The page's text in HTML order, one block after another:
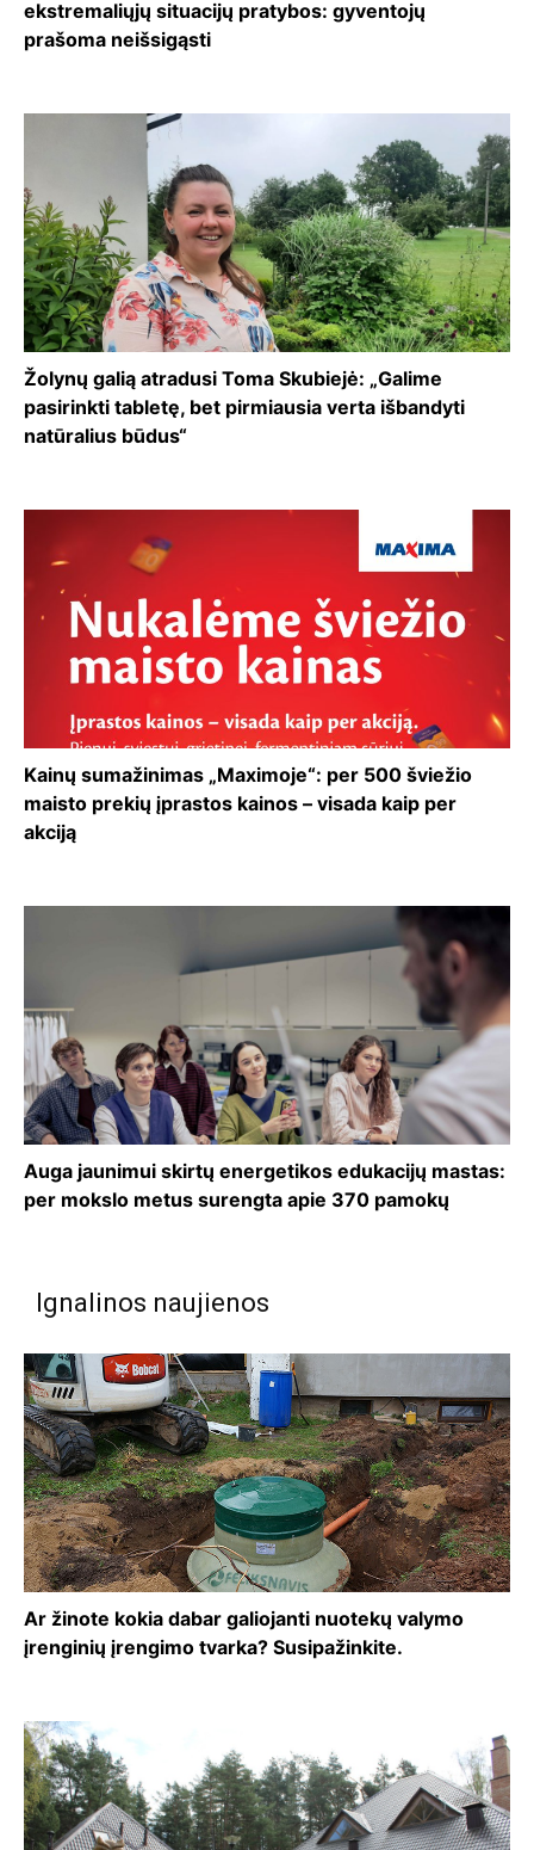
ekstremaliųjų situacijų pratybos: gyventojų
prašoma neišsigąsti
Žolynų galią atradusi Toma Skubiejė: „Galime
pasirinkti tabletę, bet pirmiausia verta išbandyti
natūralius būdus“
Kainų sumažinimas „Maximoje“: per 500 šviežio
maisto prekių įprastos kainos – visada kaip per
akciją
Auga jaunimui skirtų energetikos edukacijų mastas:
per mokslo metus surengta apie 370 pamokų
Ignalinos naujienos
Ar žinote kokia dabar galiojanti nuotekų valymo
įrenginių įrengimo tvarka? Susipažinkite.